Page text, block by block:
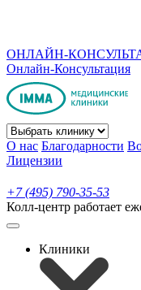
ОНЛАЙН-
Онлайн-Консультация
О нас Благодарности
Лицензии
+7 (495) 790-35-53
Колл-центр работает
Клиники